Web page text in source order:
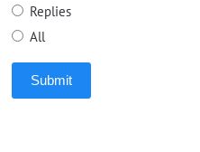
Replies
All
Submit